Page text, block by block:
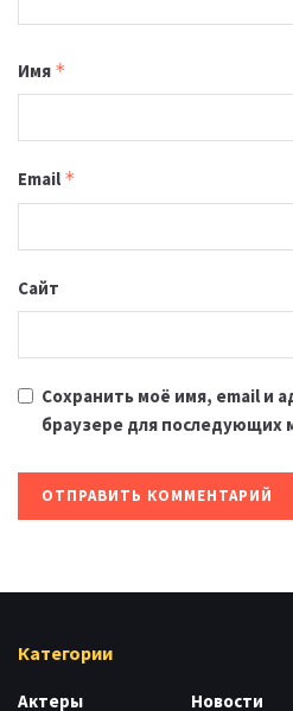
Имя *
Email *
Сайт
Сохранить моё имя, email и
браузере для последующих
Категории
Актеры Новости